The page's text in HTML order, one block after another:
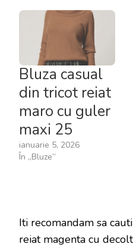
Bluza casual
din tricot reiat
maro cu guler
maxi 25
ianuarie 5, 2026
În „Bluze”
Iti recomandam sa
reiat magenta cu